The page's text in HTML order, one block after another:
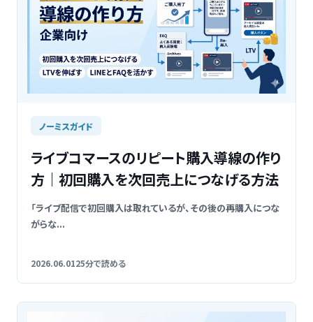
ノーミスガイド
ライブコマースのリピート購入導線の作り
方｜初回購入を次回売上につなげる方法
「ライブ配信で初回購入は取れているが、その後の再購入につな
がらな...
2026.06.0125分で読める